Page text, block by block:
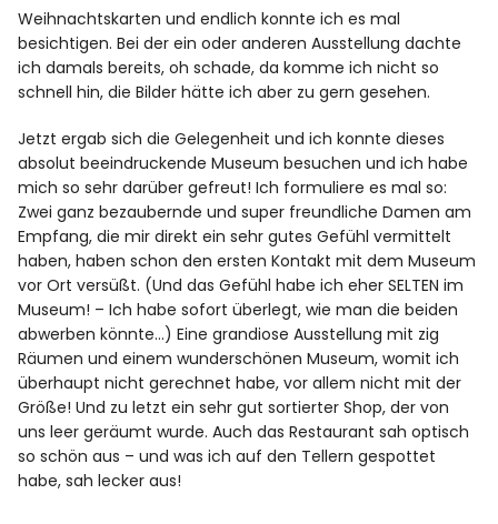
Weihnachtskarten und endlich konnte ich es mal
besichtigen. Bei der ein oder anderen Ausstellung dachte
ich damals bereits, oh schade, da komme ich nicht so
schnell hin, die Bilder hätte ich aber zu gern gesehen.
Jetzt ergab sich die Gelegenheit und ich konnte dieses
absolut beeindruckende Museum besuchen und ich habe
mich so sehr darüber gefreut! Ich formuliere es mal so:
Zwei ganz bezaubernde und super freundliche Damen am
Empfang, die mir direkt ein sehr gutes Gefühl vermittelt
haben, haben schon den ersten Kontakt mit dem Museum
vor Ort versüßt. (Und das Gefühl habe ich eher SELTEN im
Museum! – Ich habe sofort überlegt, wie man die beiden
abwerben könnte…) Eine grandiose Ausstellung mit zig
Räumen und einem wunderschönen Museum, womit ich
überhaupt nicht gerechnet habe, vor allem nicht mit der
Größe! Und zu letzt ein sehr gut sortierter Shop, der von
uns leer geräumt wurde. Auch das Restaurant sah optisch
so schön aus – und was ich auf den Tellern gespottet
habe, sah lecker aus!